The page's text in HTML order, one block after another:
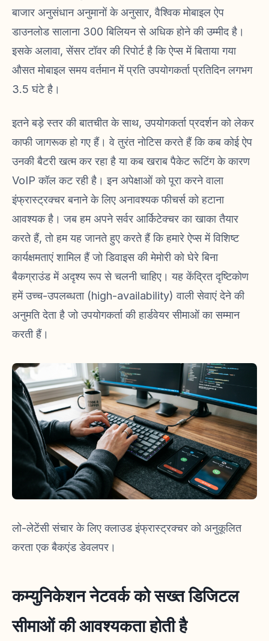
बाजार अनुसंधान अनुमानों के अनुसार, वैश्विक मोबाइल ऐप
डाउनलोड सालाना 300 बिलियन से अधिक होने की उम्मीद है।
इसके अलावा, सेंसर टॉवर की रिपोर्ट है कि ऐप्स में बिताया गया
औसत मोबाइल समय वर्तमान में प्रति उपयोगकर्ता प्रतिदिन लगभग
3.5 घंटे है।
इतने बड़े स्तर की बातचीत के साथ, उपयोगकर्ता प्रदर्शन को लेकर
काफी जागरूक हो गए हैं। वे तुरंत नोटिस करते हैं कि कब कोई ऐप
उनकी बैटरी खत्म कर रहा है या कब खराब पैकेट रूटिंग के कारण
VoIP कॉल कट रही है। इन अपेक्षाओं को पूरा करने वाला
इंफ्रास्ट्रक्चर बनाने के लिए अनावश्यक फीचर्स को हटाना
आवश्यक है। जब हम अपने सर्वर आर्किटेक्चर का खाका तैयार
करते हैं, तो हम यह जानते हुए करते हैं कि हमारे ऐप्स में विशिष्ट
कार्यक्षमताएं शामिल हैं जो डिवाइस की मेमोरी को घेरे बिना
बैकग्राउंड में अदृश्य रूप से चलनी चाहिए। यह केंद्रित दृष्टिकोण
हमें उच्च-उपलब्धता (high-availability) वाली सेवाएं देने की
अनुमति देता है जो उपयोगकर्ता की हार्डवेयर सीमाओं का सम्मान
करती हैं।
लो-लेटेंसी संचार के लिए क्लाउड इंफ्रास्ट्रक्चर को अनुकूलित
करता एक बैकएंड डेवलपर।
कम्युनिकेशन नेटवर्क को सख्त डिजिटल
सीमाओं की आवश्यकता होती है